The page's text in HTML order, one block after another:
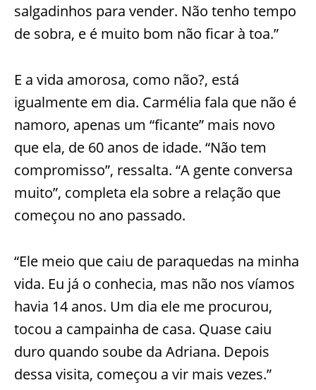
salgadinhos para vender. Não tenho tempo
de sobra, e é muito bom não ficar à toa.”
E a vida amorosa, como não?, está
igualmente em dia. Carmélia fala que não é
namoro, apenas um “ficante” mais novo
que ela, de 60 anos de idade. “Não tem
compromisso”, ressalta. “A gente conversa
muito”, completa ela sobre a relação que
começou no ano passado.
“Ele meio que caiu de paraquedas na minha
vida. Eu já o conhecia, mas não nos víamos
havia 14 anos. Um dia ele me procurou,
tocou a campainha de casa. Quase caiu
duro quando soube da Adriana. Depois
dessa visita, começou a vir mais vezes.”